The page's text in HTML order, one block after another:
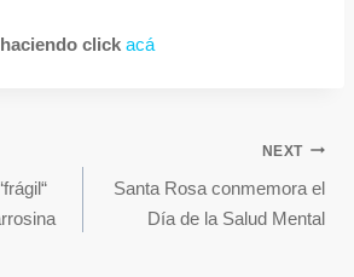
click acá
NEXT
Santa Rosa conmemora el
Día de la Salud Mental